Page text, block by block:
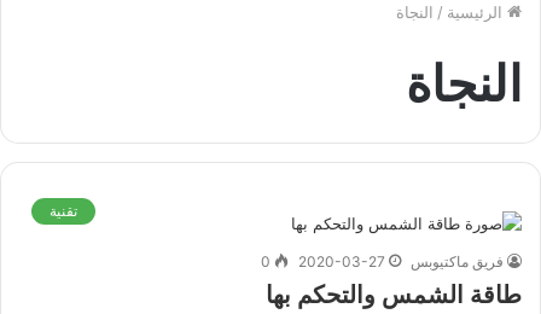
الرئيسية / النجاة
النجاة
تقنية
فريق ماكتيوبس 2020-03-27
0
طاقة الشمس والتحكم بها